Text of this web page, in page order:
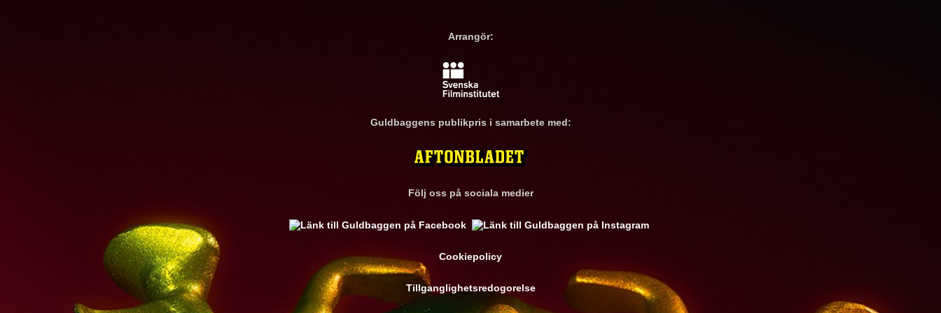
Arrangör:
Guldbaggens publikpris i samarbete med:
Följ oss på sociala medier
Cookiepolicy
Tillganglighetsredogorelse